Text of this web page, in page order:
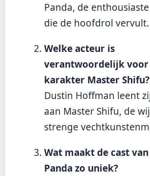
Panda, de
die de hoofdrol vervult.
Welke acteur is
verantwoordelijk
karakter Master Shifu?
Dustin Hoffman leent
aan Master Shifu, de
strenge
Wat maakt de cast van
Panda zo uniek?